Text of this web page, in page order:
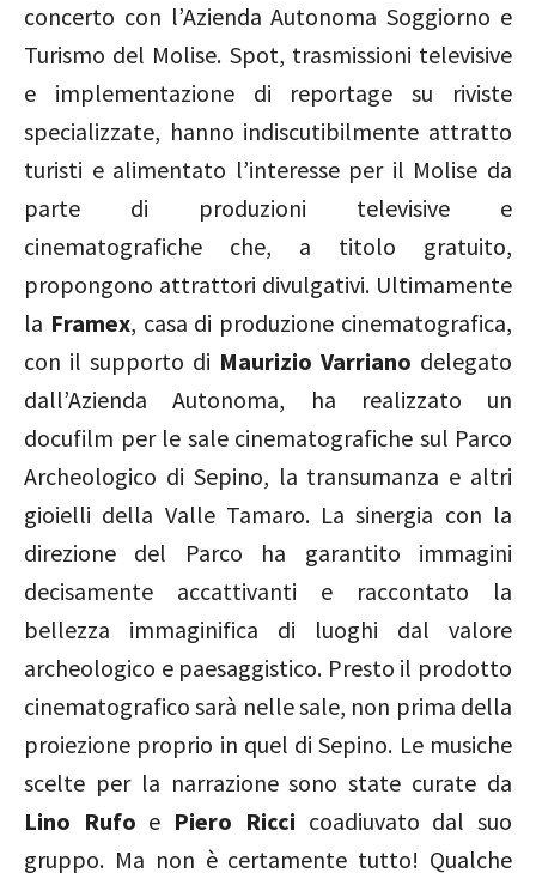
concerto con l’Azienda Autonoma Soggiorno e
Turismo del Molise. Spot, trasmissioni televisive
e implementazione di reportage su riviste
specializzate, hanno indiscutibilmente attratto
turisti e alimentato l’interesse per il Molise da
parte di produzioni televisive e
cinematografiche che, a titolo gratuito,
propongono attrattori divulgativi. Ultimamente
la Framex, casa di produzione cinematografica,
con il supporto di Maurizio Varriano delegato
dall’Azienda Autonoma, ha realizzato un
docufilm per le sale cinematografiche sul Parco
Archeologico di Sepino, la transumanza e altri
gioielli della Valle Tamaro. La sinergia con la
direzione del Parco ha garantito immagini
decisamente accattivanti e raccontato la
bellezza immaginifica di luoghi dal valore
archeologico e paesaggistico. Presto il prodotto
cinematografico sarà nelle sale, non prima della
proiezione proprio in quel di Sepino. Le musiche
scelte per la narrazione sono state curate da
Lino Rufo e Piero Ricci coadiuvato dal suo
gruppo. Ma non è certamente tutto! Qualche